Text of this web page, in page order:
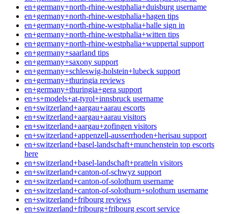
en+germany+north-rhine-westphalia+duisburg username
en+germany+north-rhine-westphalia+hagen tips
en+germany+north-rhine-westphalia+halle sign in
en+germany+north-rhine-westphalia+witten tips
en+germany+north-rhine-westphalia+wuppertal support
en+germany+saarland tips
en+germany+saxony support
en+germany+schleswig-holstein+lubeck support
en+germany+thuringia reviews
en+germany+thuringia+gera support
en+s+models+at-tyrol+innsbruck username
en+switzerland+aargau+aarau escorts
en+switzerland+aargau+aarau visitors
en+switzerland+aargau+zofingen visitors
en+switzerland+appenzell-ausserrhoden+herisau support
en+switzerland+basel-landschaft+munchenstein top escorts
here
en+switzerland+basel-landschaft+pratteln visitors
en+switzerland+canton-of-schwyz support
en+switzerland+canton-of-solothurn username
en+switzerland+canton-of-solothurn+solothurn username
en+switzerland+fribourg reviews
en+switzerland+fribourg+fribourg escort service